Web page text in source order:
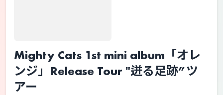
Mighty Cats 1st mini album「オレ
ンジ」Release Tour "迸る足跡”ツ
アー